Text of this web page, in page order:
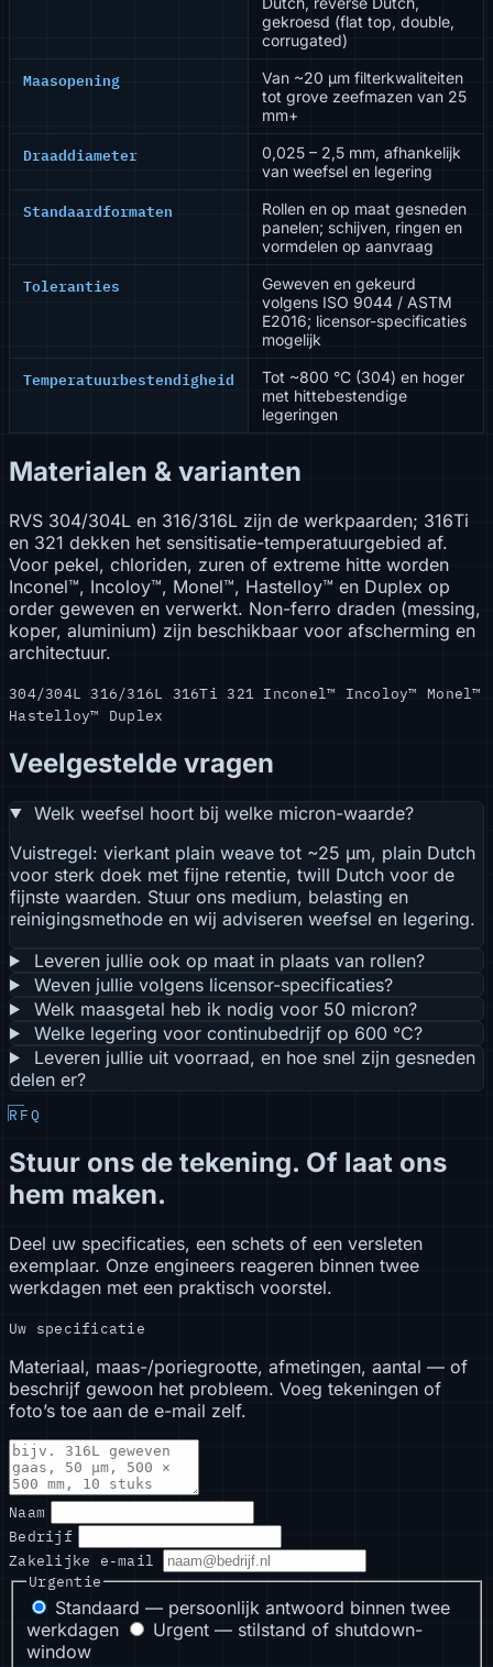
gekroesd (flat top, double,
corrugated)
Maasopening
Van ~20 µm filterkwaliteiten
tot grove zeefmazen van 25
mm+
Draaddiameter
0,025 – 2,5 mm, afhankelijk
van weefsel en legering
Standaardformaten
Rollen en op maat gesneden
panelen; schijven, ringen en
vormdelen op aanvraag
Toleranties
Geweven en gekeurd
volgens ISO 9044 / ASTM
E2016; licensor-specificaties
mogelijk
Temperatuurbestendigheid
Tot ~800 °C (304) en hoger
met hittebestendige
legeringen
Materialen & varianten
RVS 304/304L en 316/316L zijn de werkpaarden; 316Ti
en 321 dekken het sensitisatie-temperatuurgebied af.
Voor pekel, chloriden, zuren of extreme hitte worden
Inconel™, Incoloy™, Monel™, Hastelloy™ en Duplex op
order geweven en verwerkt. Non-ferro draden (messing,
koper, aluminium) zijn beschikbaar voor afscherming en
architectuur.
304/304L316/316L 316Ti321 Inconel™ Incoloy™ Monel™
Hastelloy™ Duplex
Veelgestelde vragen
Welk weefsel hoort bij welke micron-waarde?
Vuistregel: vierkant plain weave tot ~25 µm, plain Dutch
voor sterk doek met fijne retentie, twill Dutch voor de
fijnste waarden. Stuur ons medium, belasting en
reinigingsmethode en wij adviseren weefsel en legering.
Leveren jullie ook op maat in plaats van rollen?
Weven jullie volgens licensor-specificaties?
Welk maasgetal heb ik nodig voor 50 micron?
Welke legering voor continubedrijf op 600 °C?
Leveren jullie uit voorraad, en hoe snel zijn gesneden
delen er?
RFQ
Stuur ons de tekening. Of laat ons
hem maken.
Deel uw specificaties, een schets of een versleten
exemplaar. Onze engineers reageren binnen twee
werkdagen met een praktisch voorstel.
Uw specificatie
Materiaal, maas-/poriegrootte, afmetingen, aantal — of
beschrijf gewoon het probleem. Voeg tekeningen of
foto’s toe aan de e-mail zelf.
Naam
Bedrijf
Zakelijke e-mail
Urgentie
Standaard — persoonlijk antwoord binnen twee
werkdagen
Urgent — stilstand of shutdown-
window